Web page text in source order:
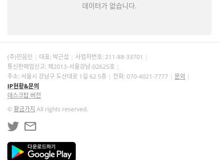
데이터가 없습니다.
(주)민음인 대표: 박근섭 사업자번호: 211-88-33701
통신판매업신고: 제2013-서울강남-02625호
주소: 서울시 강남구 도산대로 1길 62 5층
전화: 070-4021-7777
문의
IP현황&문의
데스크탑 버전
©황금가지 All rights reserved.